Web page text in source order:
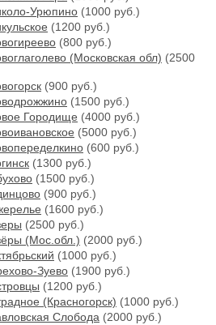
Урюпино (1000 руб.)
(1200 руб.)
(800 руб.)
(Московская обл) (2500
(900 руб.)
(1500 руб.)
Городище (4000 руб.)
(5000 руб.)
(600 руб.)
(1300 руб.)
(1500 руб.)
(900 руб.)
(1600 руб.)
(2500 руб.)
(Мос.обл.) (2000 руб.)
(1000 руб.)
Зуево (1900 руб.)
(1200 руб.)
(Красногорск) (1000 руб.)
Слобода (2000 руб.)